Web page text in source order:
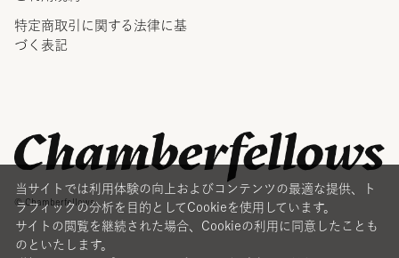
特定商取引に関する法律に 基
づく表記
© Chamberfellows
当サイトでは利用体験の向上およびコンテンツの最適な提供、ト
ラフィックの分析を目的としてCookieを使用しています。
サイトの閲覧を継続された場合、Cookieの利用に同意したことも
のといたします。